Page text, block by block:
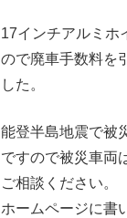
17インチアルミホ
ので廃車手数料を
した。
能登半島地震で被
ですので被災車両
ご相談ください。
ホームページに書